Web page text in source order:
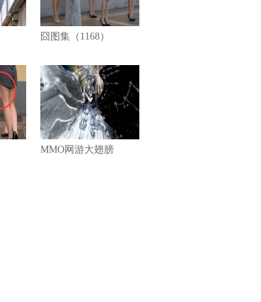
囧图集（1168）
MMO网游大翅膀